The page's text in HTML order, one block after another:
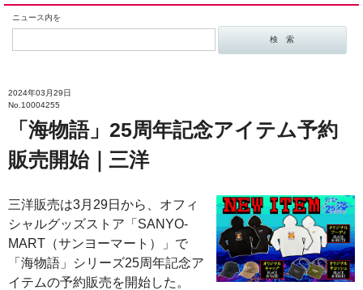
ニュース内を
2024年03月29日
No.10004255
「海物語」25周年記念アイテム予約
販売開始｜三洋
三洋販売は3月29日から、オフィ
シャルグッズストア「SANYO-
MART（サンヨーマート）」で
「海物語」シリーズ25周年記念ア
イテムの予約販売を開始した。